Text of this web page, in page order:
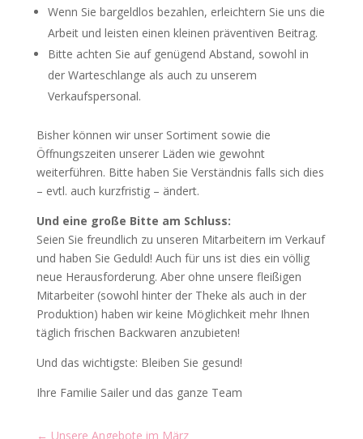
Wenn Sie bargeldlos bezahlen, erleichtern Sie uns die
Arbeit und leisten einen kleinen präventiven Beitrag.
Bitte achten Sie auf genügend Abstand, sowohl in
der Warteschlange als auch zu unserem
Verkaufspersonal.
Bisher können wir unser Sortiment sowie die
Öffnungszeiten unserer Läden wie gewohnt
weiterführen. Bitte haben Sie Verständnis falls sich dies
– evtl. auch kurzfristig – ändert.
Und eine große Bitte am Schluss:
Seien Sie freundlich zu unseren Mitarbeitern im Verkauf
und haben Sie Geduld! Auch für uns ist dies ein völlig
neue Herausforderung. Aber ohne unsere fleißigen
Mitarbeiter (sowohl hinter der Theke als auch in der
Produktion) haben wir keine Möglichkeit mehr Ihnen
täglich frischen Backwaren anzubieten!
Und das wichtigste: Bleiben Sie gesund!
Ihre Familie Sailer und das ganze Team
← Unsere Angebote im März